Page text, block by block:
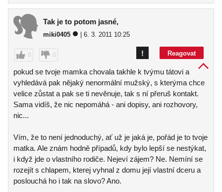
Tak je to potom jasné,
miki0405 | 6. 3. 2011 10:25
0 0 Reagovat
!
pokud se tvoje mamka chovala takhle k tvýmu tátovi a
vyhledává pak nějaký nenormální mužský, s kterýma chce
velice zůstat a pak se ti nevěnuje, tak s ní přeruš kontakt.
Sama vidíš, že nic nepomáhá - ani dopisy, ani rozhovory,
nic...
Vím, že to není jednoduchý, ať už je jaká je, pořád je to tvoje
matka. Ale znám hodně případů, kdy bylo lepší se nestýkat,
i když jde o vlastního rodiče. Nejeví zájem? Ne. Nemíní se
rozejít s chlapem, kterej vyhnal z domu její vlastní dceru a
poslouchá ho i tak na slovo? Ano.